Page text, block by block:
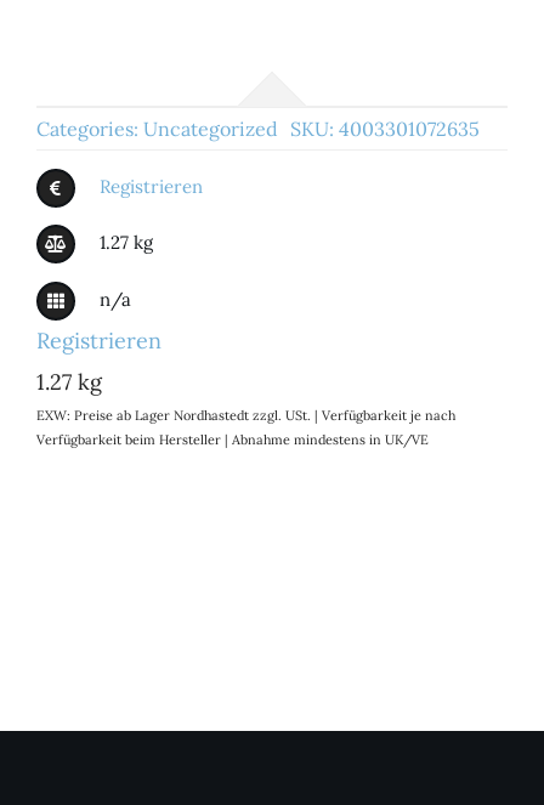
Categories: Uncategorized SKU: 4003301072635
Registrieren
1.27 kg
n/a
Registrieren
1.27 kg
EXW: Preise ab Lager Nordhastedt zzgl. USt. | Verfügbarkeit je nach
Verfügbarkeit beim Hersteller | Abnahme mindestens in UK/VE